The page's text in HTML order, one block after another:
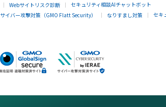
Webサイトリスク診断
セキュリティ相談AIチャットボット
サイバー攻撃対策（GMO Flatt Security） なりすまし対策 セキ